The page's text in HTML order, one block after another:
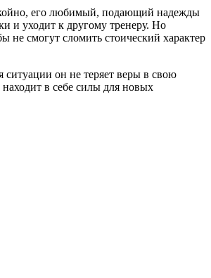
его любимый, подающий надежды
и уходит к другому тренеру. Но
не смогут сломить стоический характер
он не теряет веры в свою
находит в себе силы для новых